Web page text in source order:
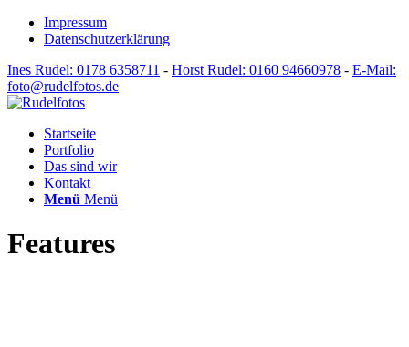
Impressum
Datenschutzerklärung
Ines Rudel: 0178 6358711 - Horst Rudel: 0160 94660978 - E-Mail:
foto@rudelfotos.de
Startseite
Portfolio
Das sind wir
Kontakt
Menü Menü
Features